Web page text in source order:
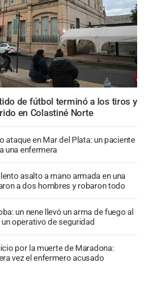
de fútbol terminó a los tiros y
en Colastiné Norte
ataque en Mar del Plata: un paciente
una enfermera
asalto a mano armada en una
a dos hombres y robaron todo
un nene llevó un arma de fuego al
operativo de seguridad
por la muerte de Maradona:
vez el enfermero acusado